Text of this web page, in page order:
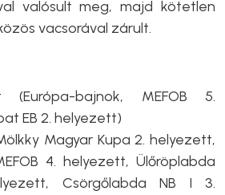
valósult meg, majd kötetlen
vacsorával zárult.
(Európa-bajnok, MEFOB 5.
EB 2. helyezett)
Magyar Kupa 2. helyezett,
4. helyezett, Ülőröplabda
Csörgőlabda NB I 3.